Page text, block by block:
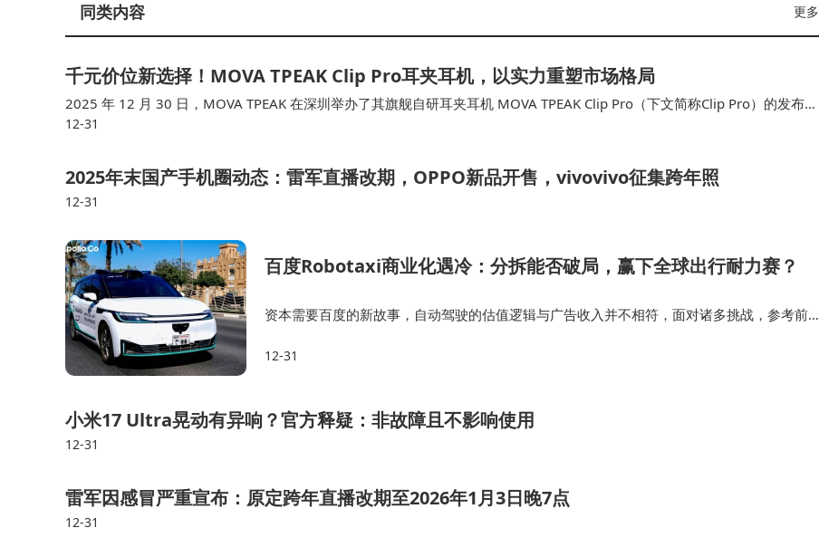
请，期待通过持续迭代的共创平台，将更多科幻场景转化为日常生活体验。
这款背包大小的机器人，不仅承载着技术突破的重量，更寄托着“人人拥有智能伙伴”的愿景。当创造权从实
验室走向普通用户，个人机器人领域的星辰大海，或许正从这里启航。
更多
同类内容
千元价位新选择！MOVA TPEAK Clip Pro耳夹耳机，以实力重塑市场格局
2025 年 12 月 30 日，MOVA TPEAK 在深圳举办了其旗舰自研耳夹耳机 MOVA TPEAK Clip Pro（下文简称Clip Pro）的发布
会，雷科技受邀现场参加了此次活动。 从发布会…
12-31
2025年末国产手机圈动态：雷军直播改期，OPPO新品开售，vivovivo征集跨年照
12-31
百度Robotaxi商业化遇冷：分拆能否破局，赢下全球出行耐力赛？
资本需要百度的新故事，自动驾驶的估值逻辑与广告收入并不相符，面对诸多挑战，参考前不
的一个解题思路。 当资本市场仍在用传统估值…
12-31
小米17 Ultra晃动有异响？官方释疑：非故障且不影响使用
12-31
雷军因感冒严重宣布：原定跨年直播改期至2026年1月3日晚7点
12-31